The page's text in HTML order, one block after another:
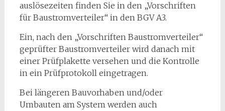
auslösezeiten finden Sie in den „Vorschriften
für Baustromverteiler“ in den BGV A3.
Ein, nach den „Vorschriften Baustromverteiler“
geprüfter Baustromverteiler wird danach mit
einer Prüfplakette versehen und die Kontrolle
in ein Prüfprotokoll eingetragen.
Bei längeren Bauvorhaben und/oder
Umbauten am System werden auch